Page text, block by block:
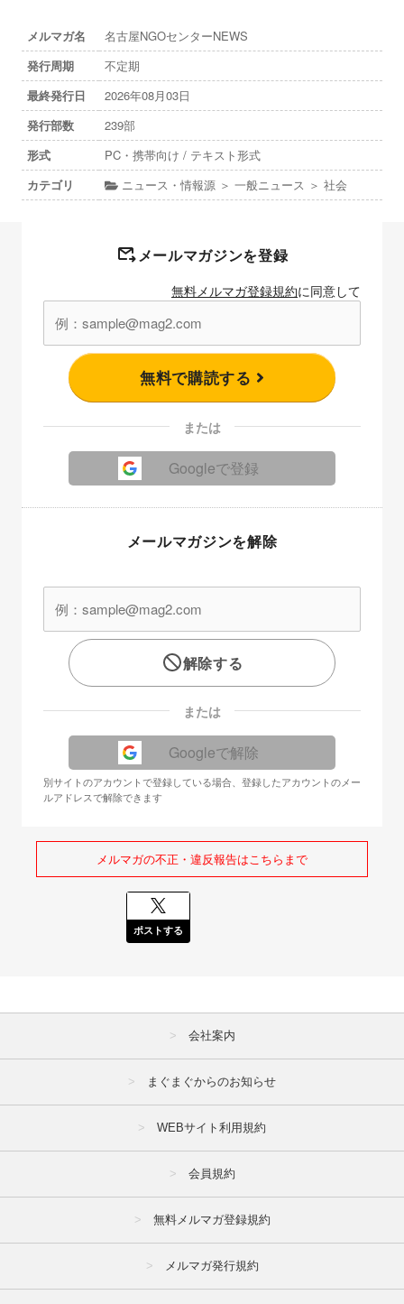
メルマガ名
名古屋NGOセンターNEWS
発行周期
不定期
最終発行日
2026年08月03日
発行部数
239部
形式
PC・携帯向け / テキスト形式
カテゴリ
ニュース・情報源 ＞ 一般ニュース ＞ 社会
メールマガジンを登録
無料メルマガ登録規約に同意して
無料で購読する
または
Googleで登録
メールマガジンを解除
解除する
または
Googleで解除
別サイトのアカウントで登録している場合、登録したアカウントのメー
ルアドレスで解除できます
メルマガの不正・違反報告はこちらまで
ポストする
会社案内
まぐまぐからのお知らせ
WEBサイト利用規約
会員規約
無料メルマガ登録規約
メルマガ発行規約